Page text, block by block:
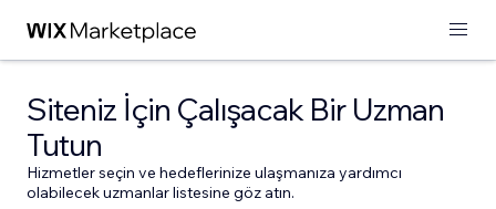
Siteniz İçin Çalışacak Bir Uzman
Tutun
Hizmetler seçin ve hedeflerinize ulaşmanıza yardımcı
olabilecek uzmanlar listesine göz atın.